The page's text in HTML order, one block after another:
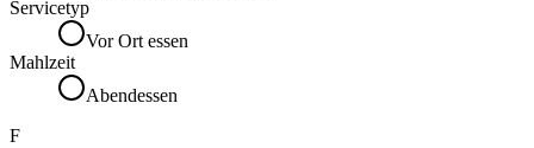
Servicetyp
Vor Ort essen
Mahlzeit
Abendessen
F